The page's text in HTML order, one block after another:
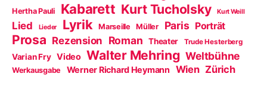
Hertha Pauli Kabarett Kurt Tucholsky Kurt Weill
Lied Lieder Lyrik Marseille Müller Paris Porträt
Prosa Rezension Roman Theater Trude Hesterberg
Varian Fry Video Walter Mehring Weltbühne
Werkausgabe Werner Richard Heymann Wien Zürich